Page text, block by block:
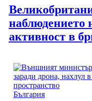
наблюдението
активност в
България